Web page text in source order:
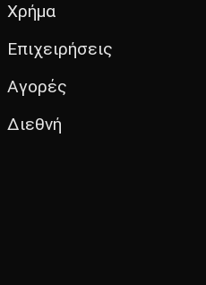
Χρήμα
Επιχειρήσεις
Αγορές
Διεθνή